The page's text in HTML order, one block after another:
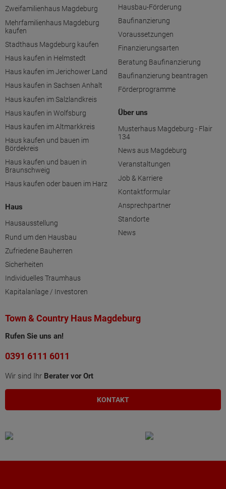
Zweifamilienhaus Magdeburg
Mehrfamilienhaus Magdeburg
kaufen
Stadthaus Magdeburg kaufen
Haus kaufen in Helmstedt
Haus kaufen im Jerichower Land
Haus kaufen in Sachsen Anhalt
Haus kaufen im Salzlandkreis
Haus kaufen in Wolfsburg
Haus kaufen im Altmarkkreis
Haus kaufen und bauen im
Bördekreis
Haus kaufen und bauen in
Braunschweig
Haus kaufen oder bauen im Harz
Haus
Hausausstellung
Rund um den Hausbau
Zufriedene Bauherren
Sicherheiten
Individuelles Traumhaus
Kapitalanlage / Investoren
Hausbau-Förderung
Baufinanzierung
Voraussetzungen
Finanzierungsarten
Beratung Baufinanzierung
Baufinanzierung beantragen
Förderprogramme
Über uns
Musterhaus Magdeburg - Flair
134
News aus Magdeburg
Veranstaltungen
Job & Karriere
Kontaktformular
Ansprechpartner
Standorte
News
Town & Country Haus Magdeburg
Rufen Sie uns an!
0391 6111 6011
Wir sind Ihr Berater vor Ort
KONTAKT